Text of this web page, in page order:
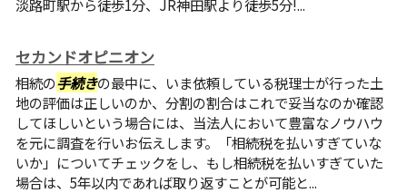
淡路町駅から徒歩1分、JR神田駅より徒歩5分!...
セカンドオピニオン
相続の手続きの最中に、いま依頼している税理士が行った土
地の評価は正しいのか、分割の割合はこれで妥当なのか確認
してほしいという場合には、当法人において豊富なノウハウ
を元に調査を行いお伝えします。「相続税を払いすぎていな
いか」についてチェックをし、もし相続税を払いすぎていた
場合は、5年以内であれば取り返すことが可能と...